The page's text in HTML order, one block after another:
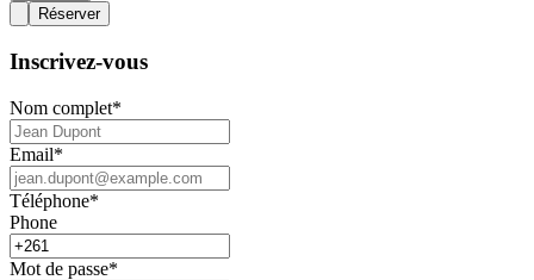
Réserver
Inscrivez-vous
Nom complet*
Email*
Téléphone*
Phone
Mot de passe*